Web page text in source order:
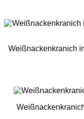
Weißnackenkranich